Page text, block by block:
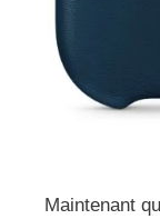
Maintenant